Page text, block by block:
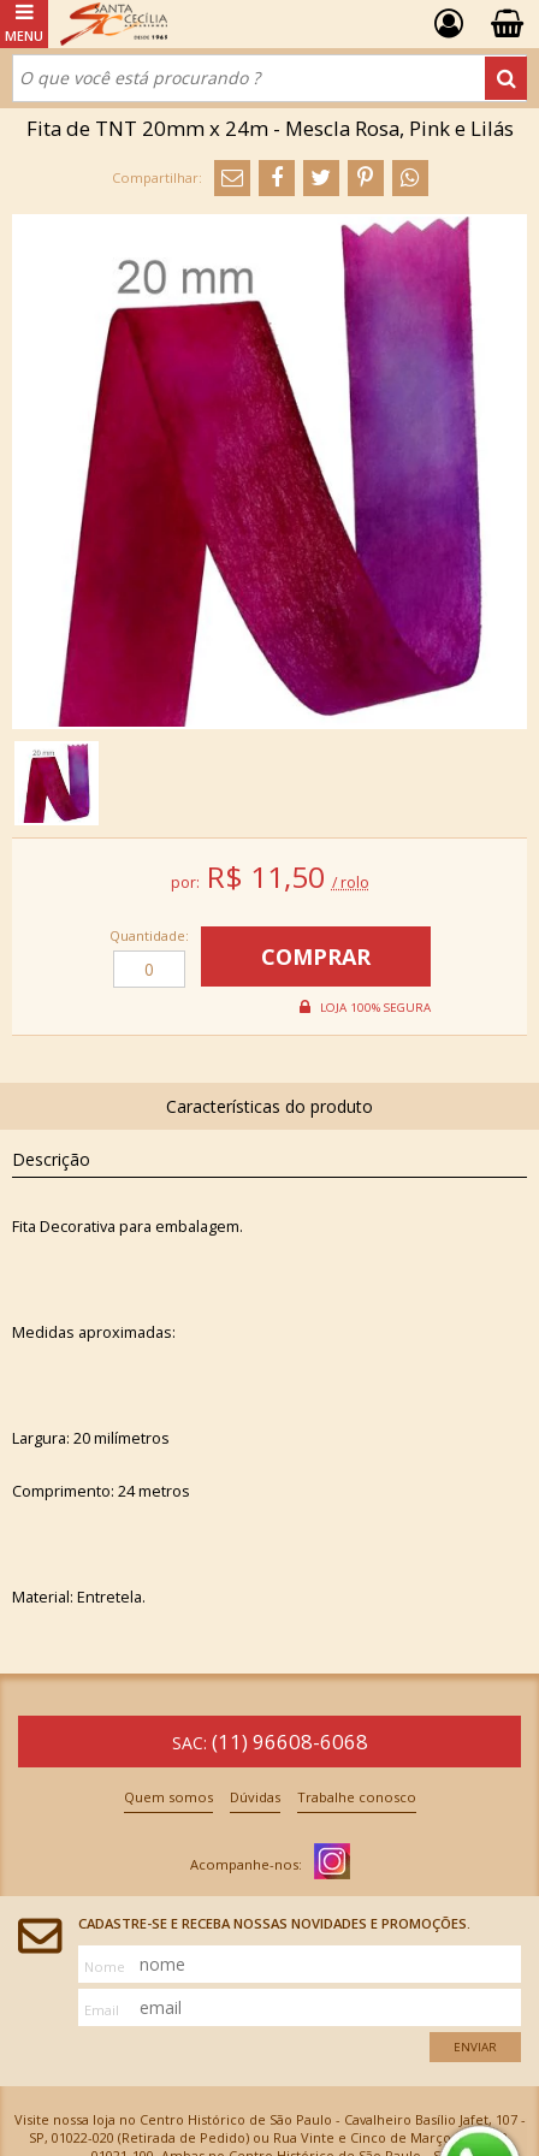
Fita de TNT 20mm x 24m - Mescla Rosa, Pink e Lilás
por: R$ 11,50 / rolo
Quantidade:
Descrição
Fita Decorativa para embalagem.
Medidas aproximadas:
Largura: 20 milímetros
Comprimento: 24 metros
Material: Entretela.
SAC: (11) 96608-6068
Quem somos Dúvidas Trabalhe conosco
CADASTRE-SE E RECEBA NOSSAS NOVIDADES E PROMOÇÕES.
Nome
Email
ENVIAR
Visite nossa loja no Centro Histórico de São Paulo - Cavalheiro Basílio Jafet, 107 -
SP, 01022-020 (Retirada de Pedido) ou Rua Vinte e Cinco de Março, 576 - SP,